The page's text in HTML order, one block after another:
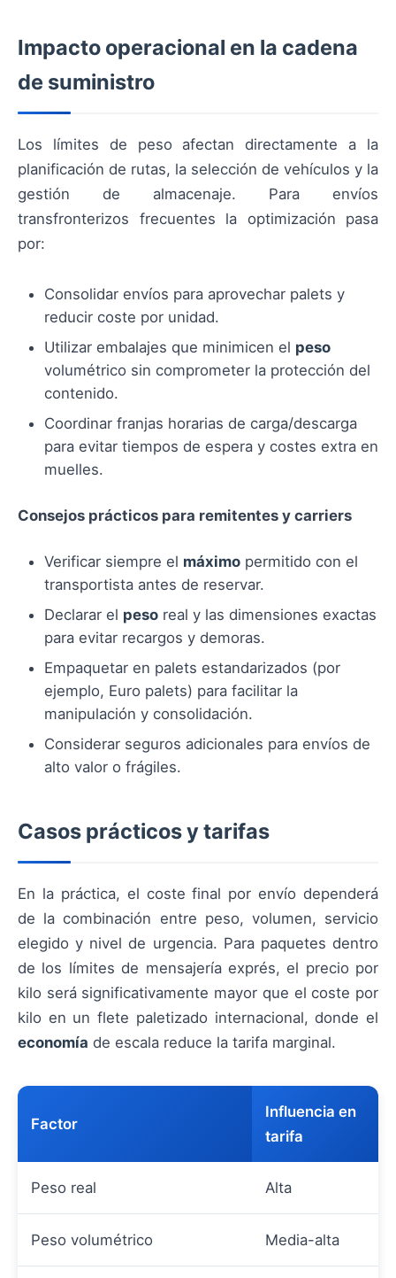
Impacto operacional en la cadena
de suministro
Los límites de peso afectan directamente a la
planificación de rutas, la selección de vehículos y la
gestión de almacenaje. Para envíos
transfronterizos frecuentes la optimización pasa
por:
Consolidar envíos para aprovechar palets y
reducir coste por unidad.
Utilizar embalajes que minimicen el peso
volumétrico sin comprometer la protección del
contenido.
Coordinar franjas horarias de carga/descarga
para evitar tiempos de espera y costes extra en
muelles.
Consejos prácticos para remitentes y carriers
Verificar siempre el máximo permitido con el
transportista antes de reservar.
Declarar el peso real y las dimensiones exactas
para evitar recargos y demoras.
Empaquetar en palets estandarizados (por
ejemplo, Euro palets) para facilitar la
manipulación y consolidación.
Considerar seguros adicionales para envíos de
alto valor o frágiles.
Casos prácticos y tarifas
En la práctica, el coste final por envío dependerá
de la combinación entre peso, volumen, servicio
elegido y nivel de urgencia. Para paquetes dentro
de los límites de mensajería exprés, el precio por
kilo será significativamente mayor que el coste por
kilo en un flete paletizado internacional, donde el
economía de escala reduce la tarifa marginal.
Factor
Influencia en
tarifa
Peso real Alta
Peso volumétrico Media-alta